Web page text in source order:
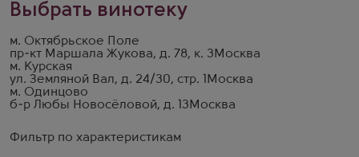
Фильтр по характеристикам
Выбрать винотеку
м. Октябрьское Поле
пр-кт Маршала Жукова, д. 78, к. 3 Москва
м. Курская
ул. Земляной Вал, д. 24/30, стр. 1
Москва
м. Одинцово
б-р Любы Новосёловой, д. 13 Москва